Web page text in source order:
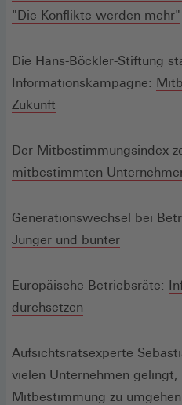
"Die Konflikte werden mehr"
Die Hans-Böckler-Stiftung
Informationskampagne:
Zukunft
Der Mitbestimmungsindex
mitbestimmten
Generationswechsel bei
Jünger und bunter
Europäische Betriebsräte:
durchsetzen
Aufsichtsratsexperte
vielen Unternehmen gelingt,
Mitbestimmung zu